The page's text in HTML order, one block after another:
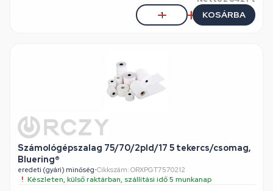
KOSÁRBA
Számológépszalag 75/70/2pld/17 5 tekercs/csomag,
Bluering®
eredeti (gyári) minőség•Cikkszám: ORXPGT7570212
Készleten, külső raktárban, szállítási idő 5 munkanap